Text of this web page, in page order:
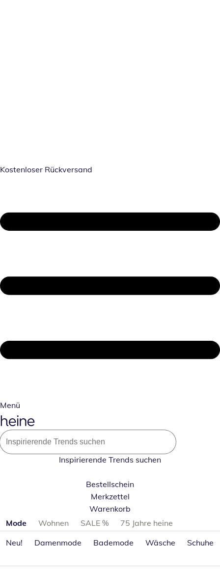
Kostenloser Rückversand
Menü
Inspirierende Trends suchen
Bestellschein
Merkzettel
Warenkorb
Produktkategorien überspringen
Mode Wohnen SALE %
75 Jahre heine
Neu!
Damenmode Bademode Wäsche Schuhe